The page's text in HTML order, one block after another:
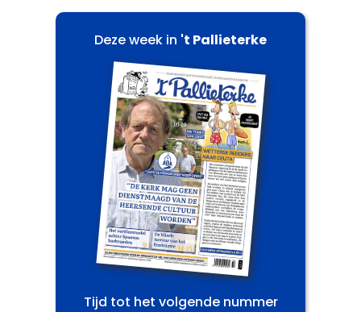
Deze week in 't Pallieterke
Tijd tot het volgende nummer